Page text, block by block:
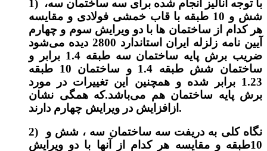
1)‌ با توجه آنالیز انجام شده برای سه ساختمان سه،
شش و 10 طبقه با قاب خمشی فولادی و مقایسه
هر کدام از ساختمان ها با دو ویرایش سوم و چهارم
آیین نامه زلزله ایران استاندارد 2800 دیده می‌شود
ضریب برش پایه ساختمان سه طبقه 1.4 برابر و
ساختمان شش طبقه 1.4 و ساختمان 10 طبقه
1.23 برابر شده و همچنین این تغییرات در مورد
برش پایه ساختمان هم می‌باشد.که همگی نشان
ازافزایش در ویرایش چهارم دارند.
2)‌ نگاه کلی به دریفت سه ساختمان سه ، شش و
10طبقه و مقایسه هر کدام از آنها با دو ویرایش